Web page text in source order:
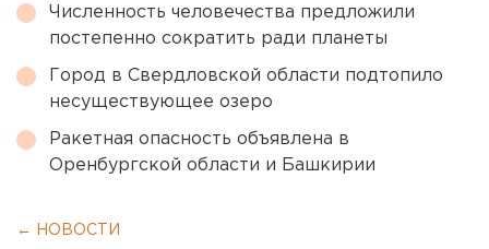
Численность человечества предложили
постепенно сократить ради планеты
Город в Свердловской области подтопило
несуществующее озеро
Ракетная опасность объявлена в
Оренбургской области и Башкирии
← НОВОСТИ